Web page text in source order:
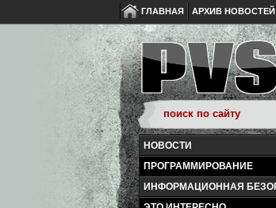
ГЛАВНАЯ АРХИВ НОВОСТЕЙ
НОВОСТИ
ПРОГРАММИРОВАНИЕ
ИНФОРМАЦИОННАЯ